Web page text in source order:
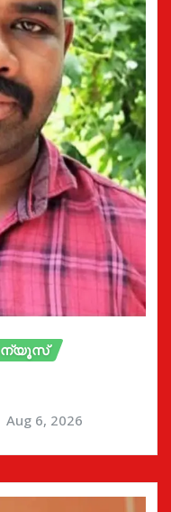
ന്യൂസ്
Aug 6, 2026